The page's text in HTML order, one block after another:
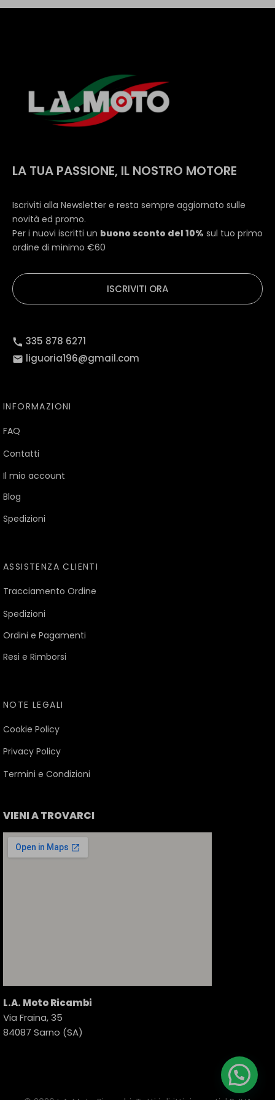
LA TUA PASSIONE, IL NOSTRO MOTORE
Iscriviti alla Newsletter e resta sempre aggiornato sulle
novità ed promo.
Per i nuovi iscritti un buono sconto del 10% sul tuo primo
ordine di minimo €60
ISCRIVITI ORA
335 878 6271
liguoria196@gmail.com
INFORMAZIONI
FAQ
Contatti
Il mio account
Blog
Spedizioni
ASSISTENZA CLIENTI
Tracciamento Ordine
Spedizioni
Ordini e Pagamenti
Resi e Rimborsi
NOTE LEGALI
Cookie Policy
Privacy Policy
Termini e Condizioni
VIENI A TROVARCI
L.A. Moto Ricambi
Via Fraina, 35
84087 Sarno (SA)